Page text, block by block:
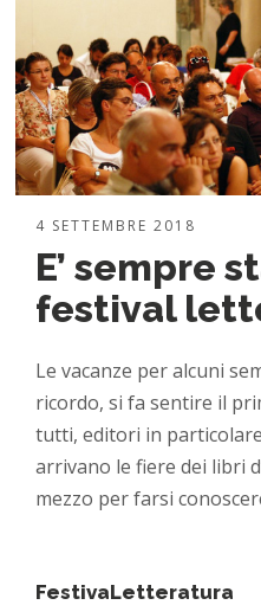
4 SETTEMBRE 2018
E’ sempre
festival
Le vacanze per alcuni
ricordo, si fa sentire il
tutti, editori in
arrivano le fiere dei libri
mezzo per farsi
FestivaLetteratura